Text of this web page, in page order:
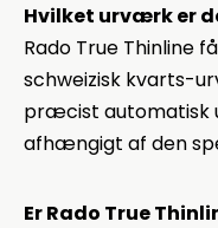
Hvilket urværk er
Rado True Thinline
schweizisk kvarts-
præcist
afhængigt af den
Er Rado True